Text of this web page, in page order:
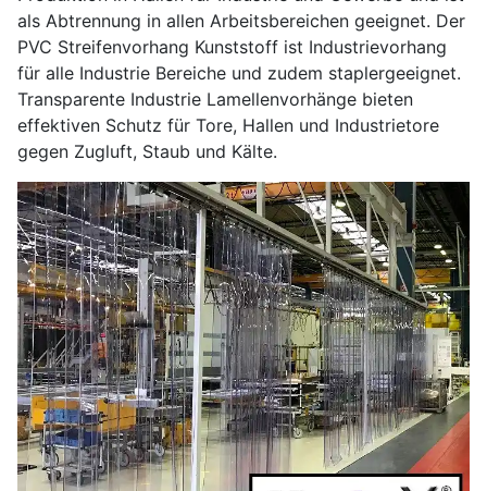
als Abtrennung in allen Arbeitsbereichen geeignet. Der
PVC Streifenvorhang Kunststoff ist Industrievorhang
für alle Industrie Bereiche und zudem staplergeeignet.
Transparente Industrie Lamellenvorhänge bieten
effektiven Schutz für Tore, Hallen und Industrietore
gegen Zugluft, Staub und Kälte.